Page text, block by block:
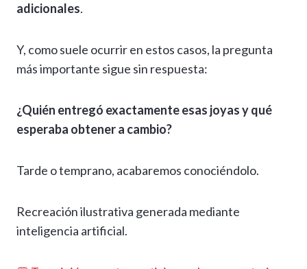
adicionales.
Y, como suele ocurrir en estos casos, la pregunta
más importante sigue sin respuesta:
¿Quién entregó exactamente esas joyas y qué
esperaba obtener a cambio?
Tarde o temprano, acabaremos conociéndolo.
Recreación ilustrativa generada mediante
inteligencia artificial.